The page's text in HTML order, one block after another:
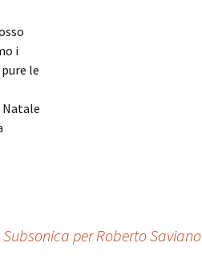
i
le
Natale
per Roberto Saviano